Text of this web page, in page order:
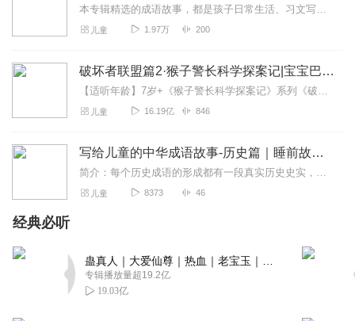
仅有有趣的故事，还能够了解到很多中国古代文学知识。强
烈推荐！
宁静致远20230101
主播声音甜美、很有磁性、情不自禁被吸引、打动！非常喜
2023-07-14
凤梨青青_永不断更
时，也学到了成语知识，果断奉上三张月票支持！
海豚音66
本专辑精选的成语故事，都是孩子日常生活、习文写作中经常用到的。每天学习一点点，日积月累，让孩子们熟悉成语的由来，掌握成语表达的情感，运用自如、信手...
儿童 1.97万 200
破坏者联盟篇2·猴子警长科学探案记|宝宝巴士故事
【适听年龄】7岁+《猴子警长科学探案记》系列《破坏者联盟篇1·猴子警长科学探案记》>>>《破坏者联盟篇2·猴子警长科学探案记》>>>《破坏者联盟篇3·猴子警长科...
儿童 16.19亿 846
写给儿童的中华成语故事-历史篇｜睡前故事｜传统文化
简介：每个历史成语的形成都有一段真实历史史实，它反映了政治、军事、文化、民间风尚、道德及理想。可以通过这些历史成语故事去了解中华民族悠久的历史、高...
儿童 8373 46
经典必听
专辑播放量超19.2亿
19.03亿